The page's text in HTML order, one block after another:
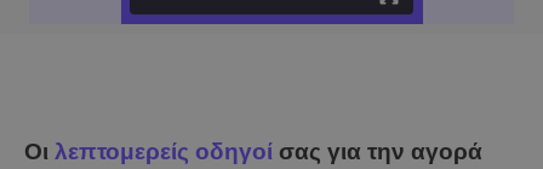
Οιλεπτομερείς οδηγοί σας για την αγορά